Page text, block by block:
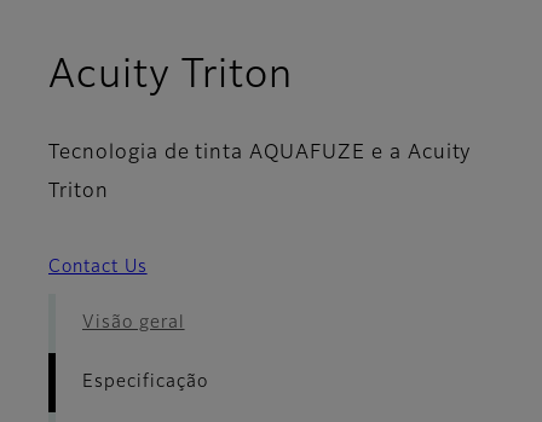
Acuity Triton
Tecnologia de tinta AQUAFUZE e a Acuity
Triton
Contact Us
Visão geral
Especificação